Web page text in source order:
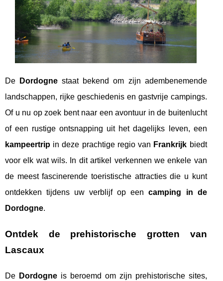
De Dordogne staat bekend om zijn adembenemende
landschappen, rijke geschiedenis en gastvrije campings.
Of u nu op zoek bent naar een avontuur in de buitenlucht
of een rustige ontsnapping uit het dagelijks leven, een
kampeertrip in deze prachtige regio van Frankrijk biedt
voor elk wat wils. In dit artikel verkennen we enkele van
de meest fascinerende toeristische attracties die u kunt
ontdekken tijdens uw verblijf op eencamping in de
Dordogne.
Ontdek de prehistorische grotten van
Lascaux
De Dordogneis beroemd om zijn prehistorische sites,